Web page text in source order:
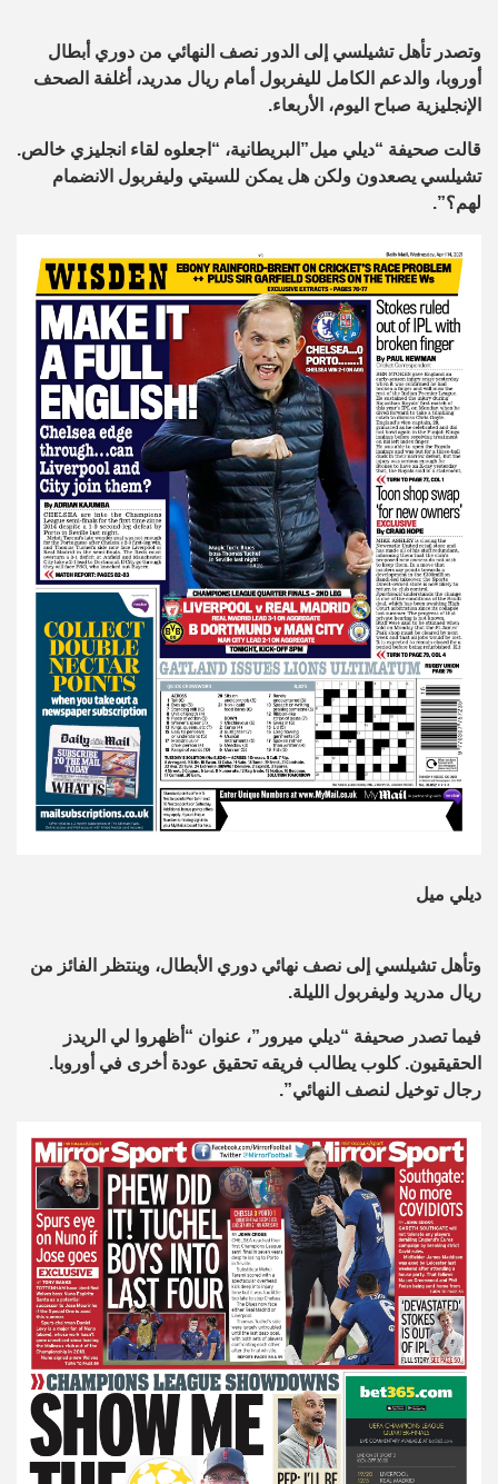
وتصدر تأهل تشيلسي إلى الدور نصف النهائي من دوري أبطال
أوروبا، والدعم الكامل لليفربول أمام ريال مدريد، أغلفة الصحف
الإنجليزية صباح اليوم، الأربعاء.
قالت صحيفة “ديلي ميل”البريطانية، “اجعلوه لقاء انجليزي خالص.
تشيلسي يصعدون ولكن هل يمكن للسيتي وليفربول الانضمام
لهم؟”.
ديلي ميل
وتأهل تشيلسي إلى نصف نهائي دوري الأبطال، وينتظر الفائز من
ريال مدريد وليفربول الليلة.
فيما تصدر صحيفة “ديلي ميرور”، عنوان “أظهروا لي الريدز
الحقيقيون. كلوب يطالب فريقه تحقيق عودة أخرى في أوروبا.
رجال توخيل لنصف النهائي”.